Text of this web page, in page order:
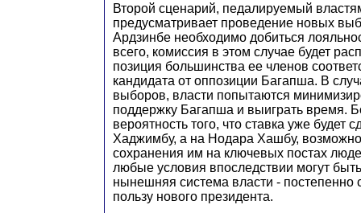
Второй сценарий, педалируемый
предусматривает проведение новых
Ардзинбе необходимо добиться
всего, комиссия в этом случае будет
позиция большинства ее членов
кандидата от оппозиции Багапша. В
выборов, власти попытаются
поддержку Багапша и выиграть время.
вероятность того, что ставка уже будет
Хаджимбу, а на Нодара Хашбу,
сохранения им на ключевых постах
любые условия впоследствии могут
нынешняя система власти - постепенно
пользу нового президента.